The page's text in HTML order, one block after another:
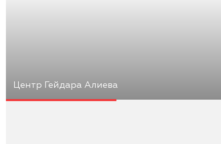
Центр Гейдара Алиева